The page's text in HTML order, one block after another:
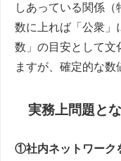
しあっている関係
数に上れば「公衆」
数」の目安として文
ますが、確定的な数
実務上問題と
①社内ネットワーク